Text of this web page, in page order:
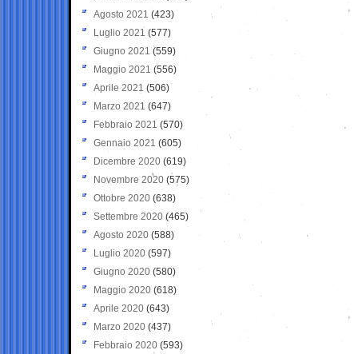
Agosto 2021 (423)
Luglio 2021 (577)
Giugno 2021(559)
Maggio 2021 (556)
Aprile 2021 (506)
Marzo 2021 (647)
Febbraio 2021 (570)
Gennaio 2021 (605)
Dicembre 2020 (619)
Novembre 2020 (575)
Ottobre 2020 (638)
Settembre 2020(465)
Agosto 2020 (588)
Luglio 2020 (597)
Giugno 2020 (580)
Maggio 2020 (618)
Aprile 2020 (643)
Marzo 2020 (437)
Febbraio 2020 (593)